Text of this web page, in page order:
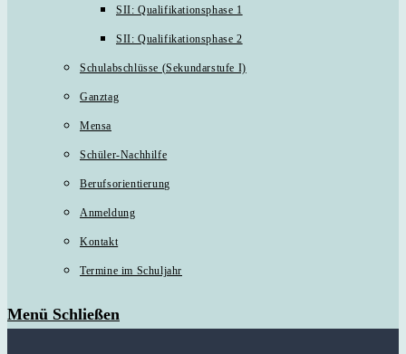
SII: Qualifikationsphase 1
SII: Qualifikationsphase 2
Schulabschlüsse (Sekundarstufe I)
Ganztag
Mensa
Schüler-Nachhilfe
Berufsorientierung
Anmeldung
Kontakt
Termine im Schuljahr
Menü Schließen